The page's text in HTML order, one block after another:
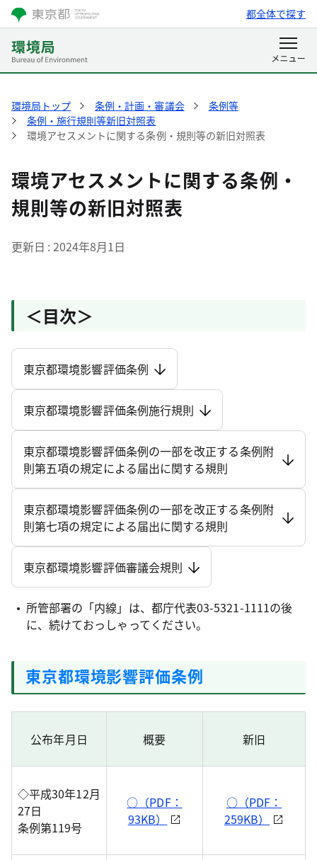
都全体で探す
環境局トップ 条例・計画・審議会
条例等
条例・施行規則等新旧対照表
環境アセスメントに関する条例・規則等の新旧対照表
環境アセスメントに関する条例・
規則等の新旧対照表
更新日 2024年8月1日
＜目次＞
東京都環境影響評価条例
東京都環境影響評価条例施行規則
東京都環境影響評価条例の一部を改正する条例附
則第五項の規定による届出に関する規則
東京都環境影響評価条例の一部を改正する条例附
則第七項の規定による届出に関する規則
東京都環境影響評価審議会規則
所管部署の「内線」は、都庁代表03-5321-1111の後
に、続けておっしゃってください。
東京都環境影響評価条例
公布年月日 概要 新旧
◇平成30年12月
27日
条例第119号
○（PDF：
93KB）
○（PDF：
259KB）